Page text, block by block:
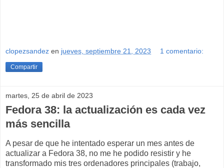
clopezsandez en jueves, septiembre 21, 2023 1 comentario:
Compartir
martes, 25 de abril de 2023
Fedora 38: la actualización es cada vez
más sencilla
A pesar de que he intentado esperar un mes antes de
actualizar a Fedora 38, no me he podido resistir y he
transformado mis tres ordenadores principales (trabajo,